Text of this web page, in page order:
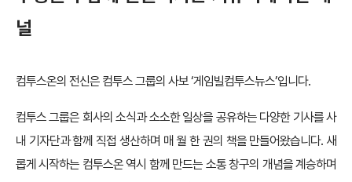
널
컴투스온의 전신은 컴투스 그룹의 사보 ‘게임빌컴투스뉴스’입니다.
컴투스 그룹은 회사의 소식과 소소한 일상을 공유하는 다양한 기사를 사
내 기자단과 함께 직접 생산하며 매 월 한 권의 책을 만들어왔습니다. 새
롭게 시작하는 컴투스온 역시 함께 만드는 소통 창구의 개념을 계승하며